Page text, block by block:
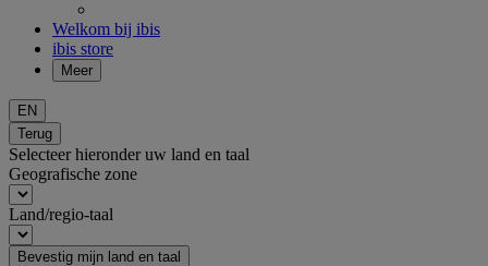
Welkom bij ibis
ibis store
Meer
EN
Terug
Selecteer hieronder uw land en taal
Geografische zone
Land/regio-taal
Bevestig mijn land en taal